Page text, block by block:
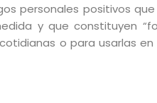
personales positivos
y que constituyen
o para usarlas